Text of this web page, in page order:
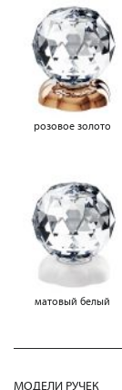
розовое золото
матовый белый
МОДЕЛИ РУЧЕК